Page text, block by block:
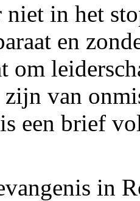
niet in het
en
om
van
een brief
in